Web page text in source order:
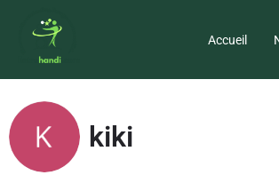
Accueil
kiki